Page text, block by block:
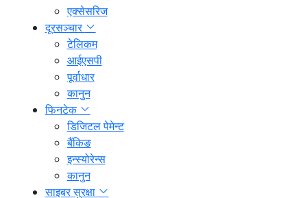
एक्सेसरिज
दूरसञ्चार
टेलिकम
आईएसपी
पूर्वाधार
कानुन
फिनटेक
डिजिटल पेमेन्ट
बैंकिङ
इन्स्योरेन्स
कानुन
साइबर सुरक्षा